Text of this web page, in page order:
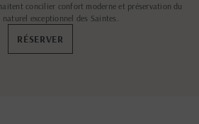
concilier confort moderne et préservation du
exceptionnel des Saintes.
RÉSERVER